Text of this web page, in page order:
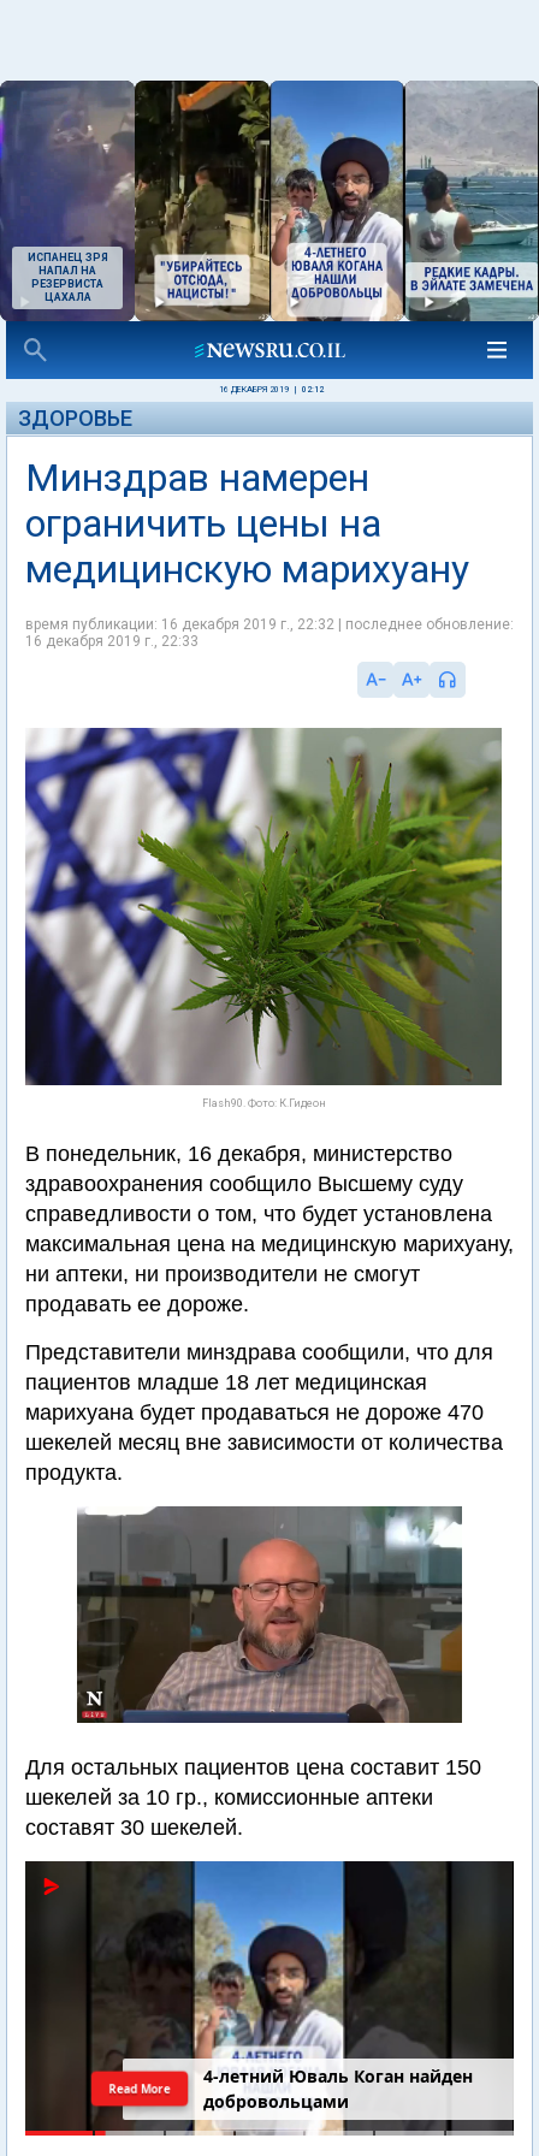
ИСПАНЕЦ ЗРЯ
НАПАЛ НА
РЕЗЕРВИСТА
ЦАХАЛА
16 ДЕКАБРЯ 2019 02:12
ЗДОРОВЬЕ
Минздрав намерен
ограничить цены на
медицинскую марихуану
время публикации: 16 декабря 2019 г., 22:32 | последнее обновление:
16 декабря 2019 г., 22:33
Flash90. Фото: К.Гидеон
В понедельник, 16 декабря, министерство
здравоохранения сообщило Высшему суду
справедливости о том, что будет установлена
максимальная цена на медицинскую марихуану,
ни аптеки, ни производители не смогут
продавать ее дороже.
Представители минздрава сообщили, что для
пациентов младше 18 лет медицинская
марихуана будет продаваться не дороже 470
шекелей месяц вне зависимости от количества
продукта.
Для остальных пациентов цена составит 150
шекелей за 10 гр., комиссионные аптеки
составят 30 шекелей.
4-летний Юваль Коган найден
добровольцами
Read More